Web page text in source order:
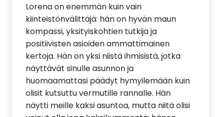
Lorena on enemmän kuin vain
kiinteistönvälittäjä: hän on hyvän maun
kompassi, yksityiskohtien tutkija ja
positiivisten asioiden ammattimainen
kertoja. Hän on yksi niistä ihmisistä, jotka
näyttävät sinulle asunnon ja
huomaamattasi päädyt hymyilemään kuin
olisit kutsuttu vermutille rannalle. Hän
näytti meille kaksi asuntoa, mutta niitä olisi